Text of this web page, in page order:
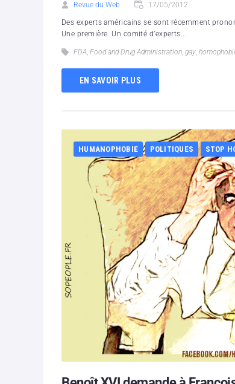
Revue du Web 17/05/2012
Des experts américains se sont récemment
Une première. Un comité d’experts...
FDA, Food and Drug Administration, gay,
EN SAVOIR PLUS
HUMANOPHOBIE POLITIQUES STOP